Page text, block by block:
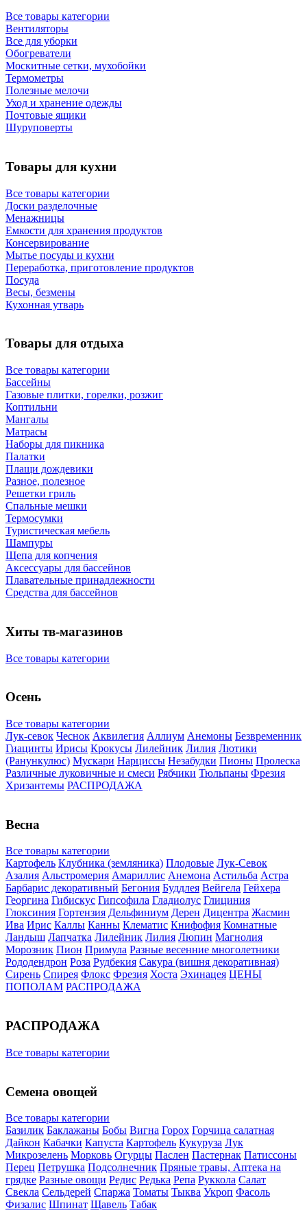
Все товары категории
Вентиляторы
Все для уборки
Обогреватели
Москитные сетки, мухобойки
Термометры
Полезные мелочи
Уход и хранение одежды
Почтовые ящики
Шуруповерты
Товары для кухни
Все товары категории
Доски разделочные
Менажницы
Емкости для хранения продуктов
Консервирование
Мытье посуды и кухни
Переработка, приготовление продуктов
Посуда
Весы, безмены
Кухонная утварь
Товары для отдыха
Все товары категории
Бассейны
Газовые плитки, горелки, розжиг
Коптильни
Мангалы
Матрасы
Наборы для пикника
Палатки
Плащи дождевики
Разное, полезное
Решетки гриль
Спальные мешки
Термосумки
Туристическая мебель
Шампуры
Щепа для копчения
Аксессуары для бассейнов
Плавательные принадлежности
Средства для бассейнов
Хиты тв-магазинов
Все товары категории
Осень
Все товары категории
Лук-севок Чеснок Аквилегия Аллиум Анемоны Безвременник
Гиацинты Ирисы Крокусы Лилейник Лилия Лютики
(Ранункулюс) Мускари Нарцисcы Незабудки Пионы Пролеска
Различные луковичные и смеси Рябчики Тюльпаны Фрезия
Хризантемы РАСПРОДАЖА
Весна
Все товары категории
Картофель Клубника (земляника) Плодовые Лук-Севок
Азалия Альстромерия Амариллис Анемона Астильба Астра
Барбарис декоративный Бегония Буддлея Вейгела Гейхера
Георгина Гибискус Гипсофила Гладиолус Глициния
Глоксиния Гортензия Дельфиниум Дерен Дицентра Жасмин
Ива Ирис Каллы Канны Клематис Книфофия Комнатные
Ландыш Лапчатка Лилейник Лилия Люпин Магнолия
Морозник Пион Примула Разные весенние многолетники
Рододендрон Роза Рудбекия Сакура (вишня декоративная)
Сирень Спирея Флокс Фрезия Хоста Эхинацея ЦЕНЫ
ПОПОЛАМ РАСПРОДАЖА
РАСПРОДАЖА
Все товары категории
Семена овощей
Все товары категории
Базилик Баклажаны Бобы Вигна Горох Горчица салатная
Дайкон Кабачки Капуста Картофель Кукуруза Лук
Микрозелень Морковь Огурцы Паслен Пастернак Патиссоны
Перец Петрушка Подсолнечник Пряные травы, Аптека на
грядке Разные овощи Редис Редька Репа Руккола Салат
Свекла Сельдерей Спаржа Томаты Тыква Укроп Фасоль
Физалис Шпинат Щавель Табак